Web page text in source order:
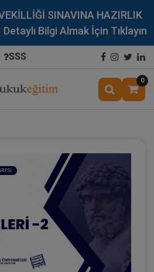
SINAVINA HAZIRLIK
Bilgi Almak İçin Tıklayın
SSS
0